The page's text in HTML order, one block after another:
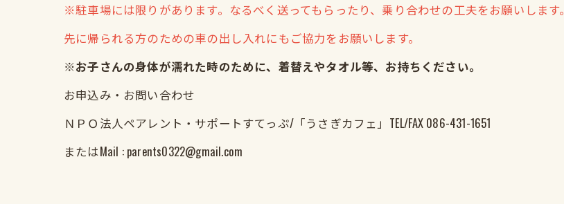
※駐車場には限りがあります。なるべく送ってもらったり、乗り合わせの工夫をお願いします。
先に帰られる方のための車の出し入れにもご協力をお願いします。
※お子さんの身体が濡れた時のために、着替えやタオル等、お持ちください。
お申込み・お問い合わせ
ＮＰＯ法人ペアレント・サポートすてっぷ/「うさぎカフェ」TEL/FAX 086-431-1651
またはMail : parents0322@gmail.com